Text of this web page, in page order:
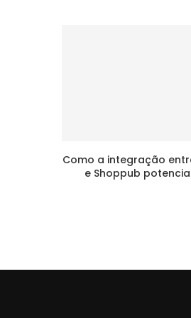
Como a integração
e Shoppub